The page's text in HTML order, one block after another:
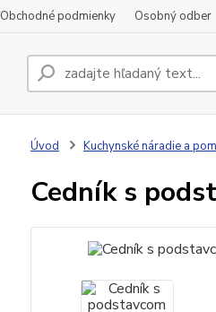
Obchodné podmienky Osobný odber
Úvod Kuchynské náradie a
Cedník s